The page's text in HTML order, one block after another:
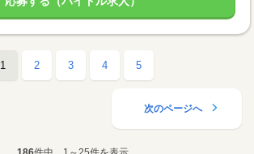
1 2 3 4 5
次のページへ